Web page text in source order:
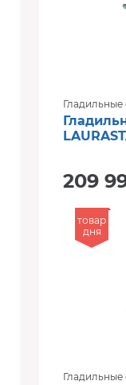
Гладильные
209
товар
дня
Гладильные